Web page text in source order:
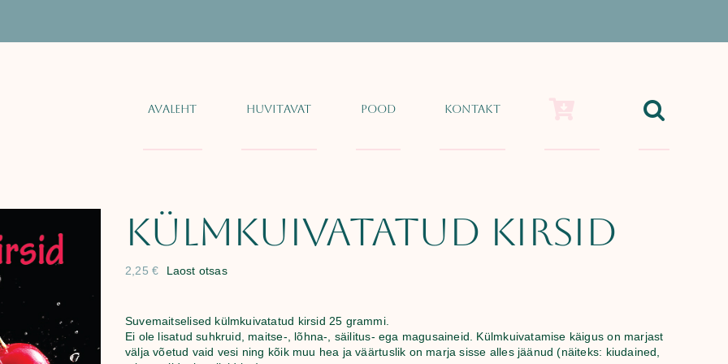
Avaleht Huvitavat Pood Kontakt
Külmkuivatatud kirsid
2,25€ Laost otsas
Suvemaitselised külmkuivatatud kirsid 25 grammi.
Ei ole lisatud suhkruid, maitse-, lõhna-, säilitus- ega magusaineid. Külmkuivatamise käigus on marjast
välja võetud vaid vesi ning kõik muu hea ja väärtuslik on marja sisse alles jäänud (näiteks: kiudained,